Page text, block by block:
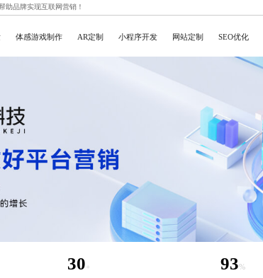
助品牌实现互联网营销！
体感游戏制作 AR定制 小程序开发 网站定制 SEO优化
30+
93%